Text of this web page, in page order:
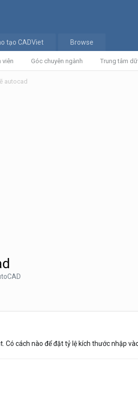
viên Góc chuyên ngành Trung tâm
tạo CADViet Browse
autocad
Có cách nào để đặt tỷ lệ kích thước nhập